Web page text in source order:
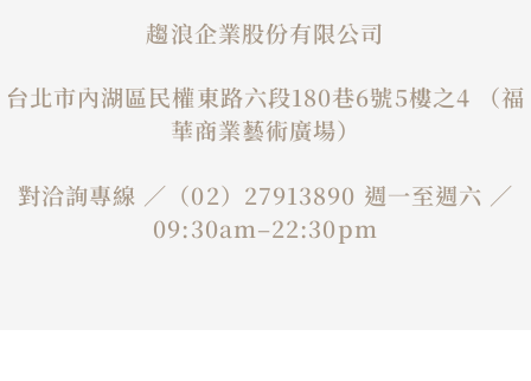
趨浪企業股份有限公司
台北市內湖區民權東路六段180巷6號5樓之4 （福
華商業藝術廣場）
對洽詢專線 ／（02）27913890 週一至週六 ／
09:30am–22:30pm